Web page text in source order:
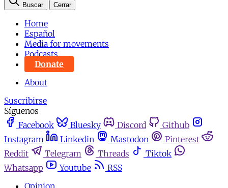
Buscar Cerrar
Home
Español
Media for movements
Podcasts
Donate
About
Suscribirse
Síguenos
Facebook
Bluesky Discord
Github
Instagram
Linkedin Mastodon
Pinterest
Reddit
Telegram Threads
Tiktok
Whatsapp
Youtube
RSS
Opinion